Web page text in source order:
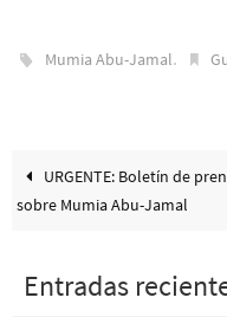
Mumia Abu-Jamal.
URGENTE: Boletín de
sobre Mumia Abu-Jamal
Entradas